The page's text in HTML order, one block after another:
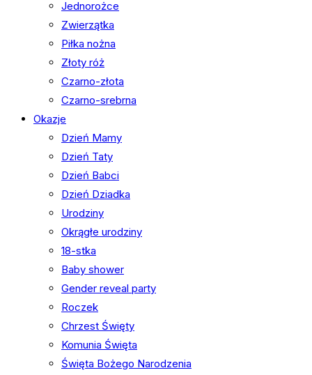
Jednorożce
Zwierzątka
Piłka nożna
Złoty róż
Czarno-złota
Czarno-srebrna
Okazje
Dzień Mamy
Dzień Taty
Dzień Babci
Dzień Dziadka
Urodziny
Okrągłe urodziny
18-stka
Baby shower
Gender reveal party
Roczek
Chrzest Święty
Komunia Święta
Święta Bożego Narodzenia